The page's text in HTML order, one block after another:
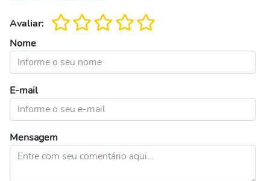
Avaliar:
Nome
E-mail
Mensagem